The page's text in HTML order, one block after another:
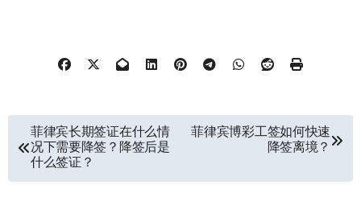
章
导
菲律宾长期签证在什么情
况下需要降签？降签后是
什么签证？
菲律宾博彩工签如何快速
降签离境？